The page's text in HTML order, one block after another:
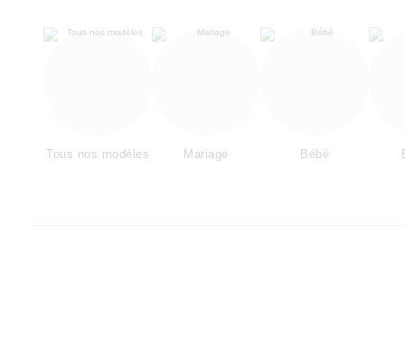
Tous nos modèles Mariage Bébé